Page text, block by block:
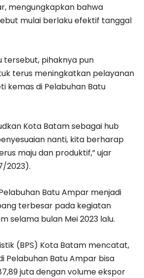
mengungkapkan bahwa
mulai berlaku efektif tanggal
tersebut, pihaknya pun
terus meningkatkan pelayanan
kemas di Pelabuhan Batu
Kota Batam sebagai hub
nanti, kita berharap
maju dan produktif,” ujar
2023).
Batu Ampar menjadi
terbesar pada kegiatan
selama bulan Mei 2023 lalu.
(BPS) Kota Batam mencatat,
Pelabuhan Batu Ampar bisa
juta dengan volume ekspor